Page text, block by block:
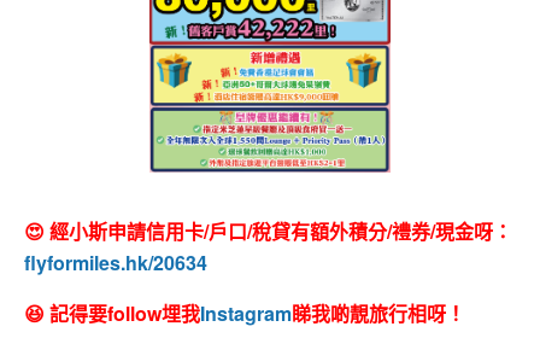
😍 經小斯申請信用卡/戶口/稅貸有額外積分/禮券/現金呀：
flyformiles.hk/20634
😆 記得要follow埋我Instagram睇我啲靚旅行相呀！